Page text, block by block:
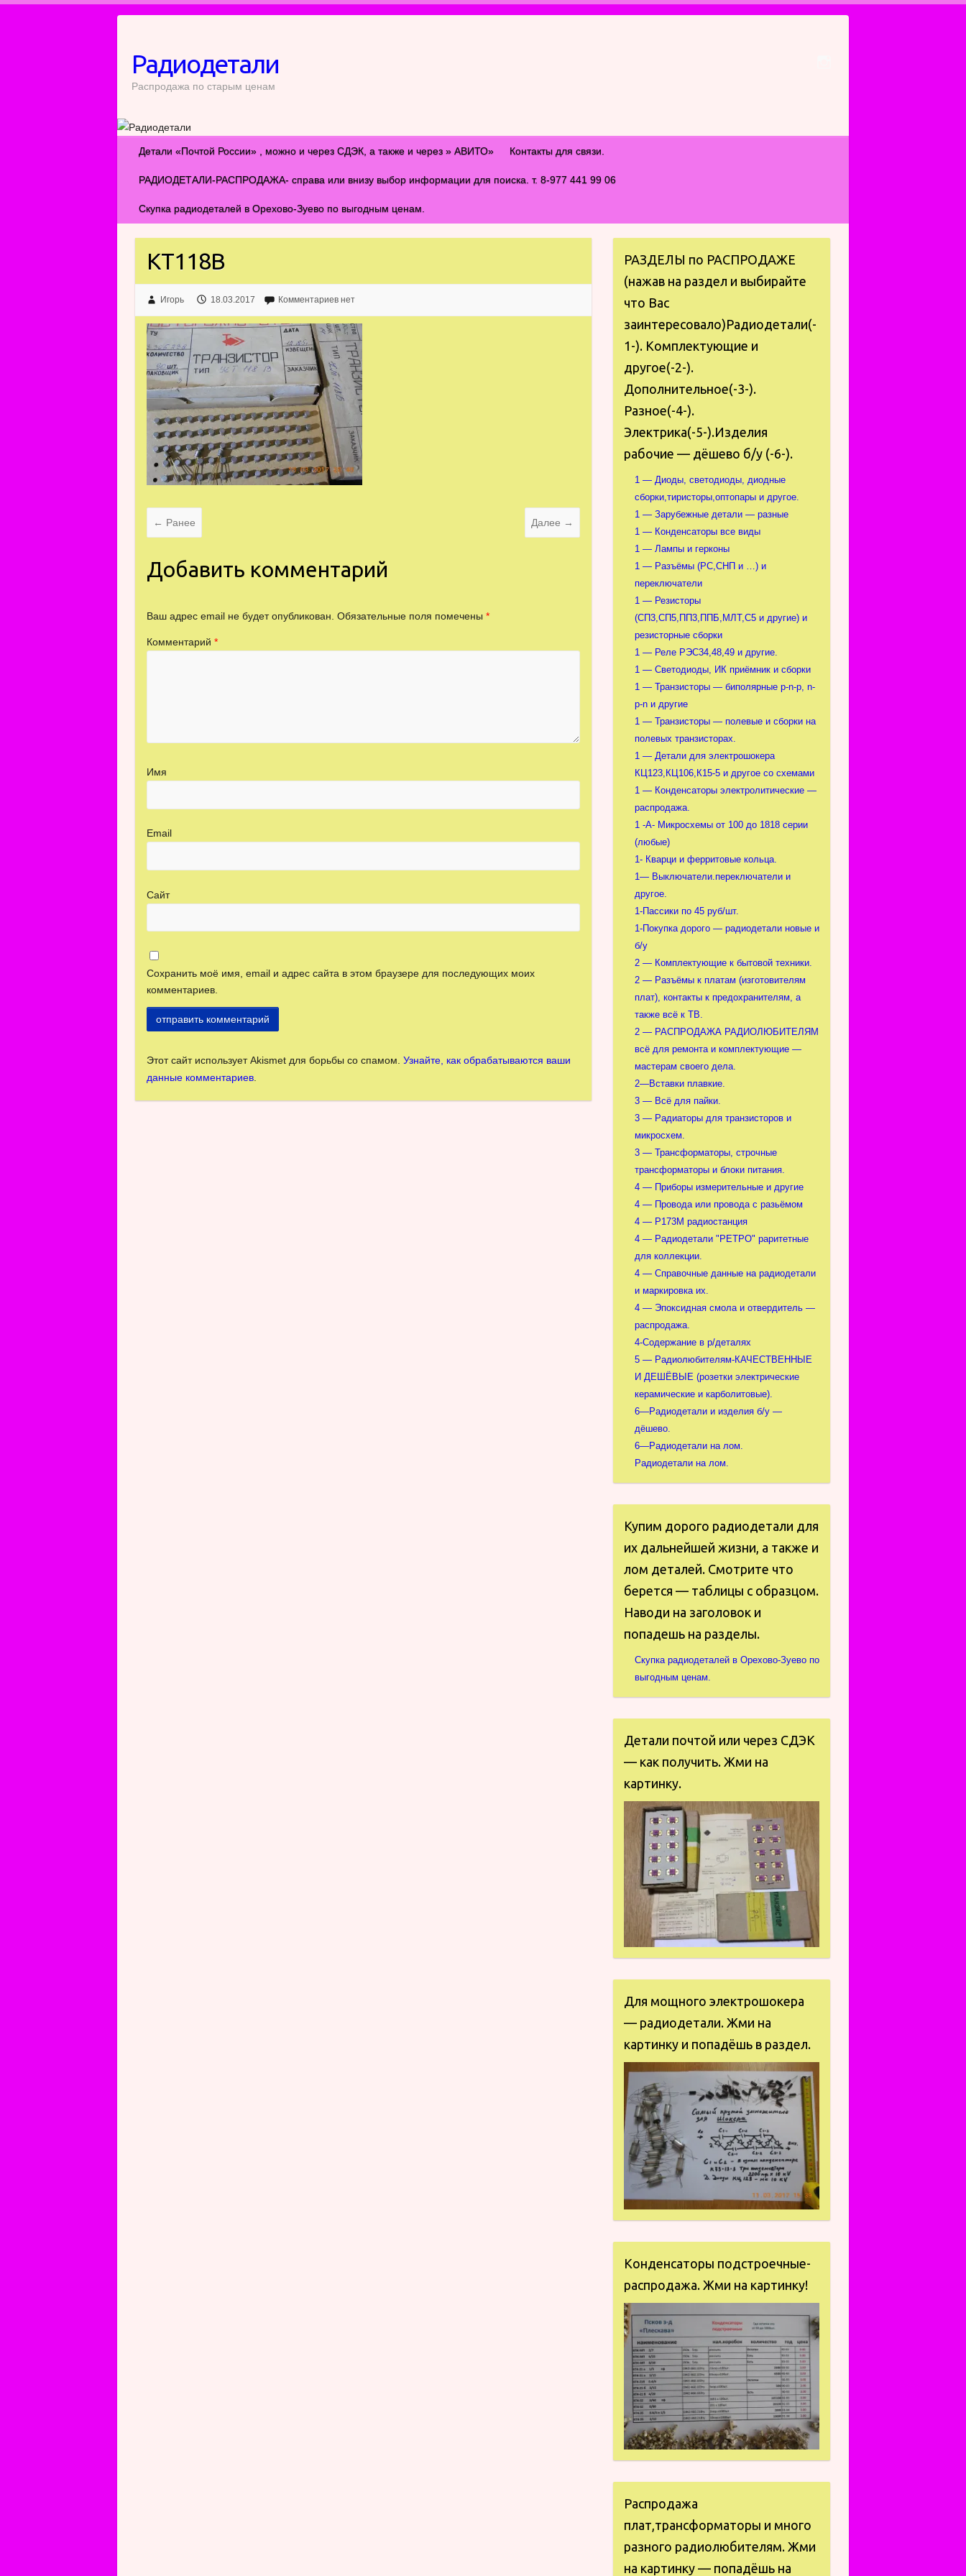
Радиодетали
Распродажа по старым ценам
Детали «Почтой России» , можно и через СДЭК, а также и через » АВИТО» Контакты для связи.
РАДИОДЕТАЛИ-РАСПРОДАЖА- справа или внизу выбор информации для поиска. т. 8-977 441 99 06
Скупка радиодеталей в Орехово-Зуево по выгодным ценам.
КТ118В
Игорь 18.03.2017 Комментариев нет
← Ранее Далее →
Добавить комментарий
Ваш адрес email не будет опубликован. Обязательные поля помечены*
Комментарий*
Имя
Email
Сайт
Сохранить моё имя, email и адрес сайта в этом браузере для последующих моих
комментариев.
Этот сайт использует Akismet для борьбы со спамом.Узнайте, как обрабатываются ваши
данные комментариев
РАЗДЕЛЫ по РАСПРОДАЖЕ
(нажав на раздел и выбирайте
что Вас
заинтересовало)Радиодетали(-
1-). Комплектующие и
другое(-2-).
Дополнительное(-3-).
Разное(-4-).
Электрика(-5-).Изделия
рабочие — дёшево б/у (-6-).
1 — Диоды, светодиоды, диодные
сборки,тиристоры,оптопары и другое.
1 — Зарубежные детали — разные
1 — Конденсаторы все виды
1 — Лампы и герконы
1 — Разъёмы (РС,СНП и …) и
переключатели
1 — Резисторы
(СП3,СП5,ПП3,ППБ,МЛТ,С5 и другие) и
резисторные сборки
1 — Реле РЭС34,48,49 и другие.
1 — Светодиоды, ИК приёмник и сборки
1 — Транзисторы — биполярные p-n-p, n-
p-n и другие
1 — Транзисторы — полевые и сборки на
полевых транзисторах.
1 — Детали для электрошокера
КЦ123,КЦ106,К15-5 и другое со схемами
1 — Конденсаторы электролитические —
распродажа.
1 -А- Микросхемы от 100 до 1818 серии
(любые)
1- Кварци и ферритовые кольца.
1— Выключатели.переключатели и
другое.
1-Пассики по 45 руб/шт.
1-Покупка дорого — радиодетали новые и
б/у
2 — Комплектующие к бытовой техники.
2 — Разъёмы к платам (изготовителям
плат), контакты к предохранителям, а
также всё к ТВ.
2 — РАСПРОДАЖА РАДИОЛЮБИТЕЛЯМ
всё для ремонта и комплектующие —
мастерам своего дела.
2—Вставки плавкие.
3 — Всё для пайки.
3 — Радиаторы для транзисторов и
микросхем.
3 — Трансформаторы, строчные
трансформаторы и блоки питания.
4 — Приборы измерительные и другие
4 — Провода или провода с разьёмом
4 — Р173М радиостанция
4 — Радиодетали "РЕТРО" раритетные
для коллекции.
4 — Справочные данные на радиодетали
и маркировка их.
4 — Эпоксидная смола и отвердитель —
распродажа.
4-Содержание в р/деталях
5 — Радиолюбителям-КАЧЕСТВЕННЫЕ
И ДЕШЁВЫЕ (розетки электрические
керамические и карболитовые).
6—Радиодетали и изделия б/у —
дёшево.
6—Радиодетали на лом.
Радиодетали на лом.
Купим дорого радиодетали для
их дальнейшей жизни, а также и
лом деталей. Смотрите что
берется — таблицы с образцом.
Наводи на заголовок и
попадешь на разделы.
Скупка радиодеталей в Орехово-Зуево по
выгодным ценам.
Детали почтой или через СДЭК
— как получить. Жми на
картинку.
Для мощного электрошокера
— радиодетали. Жми на
картинку и попадёшь в раздел.
Конденсаторы подстроечные-
распродажа. Жми на картинку!
Распродажа
плат,трансформаторы и много
разного радиолюбителям. Жми
на картинку — попадёшь на